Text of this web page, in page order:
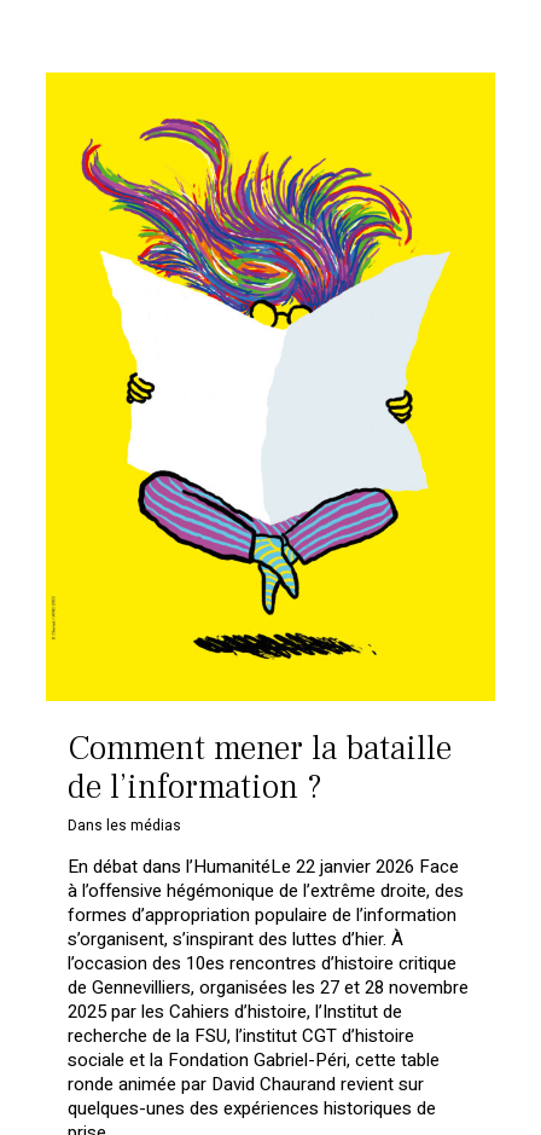
Comment mener la bataille
de l’information ?
Dans les médias
En débat dans l’HumanitéLe 22 janvier 2026 Face
à l’offensive hégémonique de l’extrême droite, des
formes d’appropriation populaire de l’information
s’organisent, s’inspirant des luttes d’hier. À
l’occasion des 10es rencontres d’histoire critique
de Gennevilliers, organisées les 27 et 28 novembre
2025 par les Cahiers d’histoire, l’Institut de
recherche de la FSU, l’institut CGT d’histoire
sociale et la Fondation Gabriel-Péri, cette table
ronde animée par David Chaurand revient sur
quelques-unes des expériences historiques de